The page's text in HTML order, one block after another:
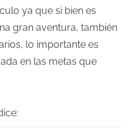
ya que si bien es
gran aventura, también
lo importante es
en las metas que